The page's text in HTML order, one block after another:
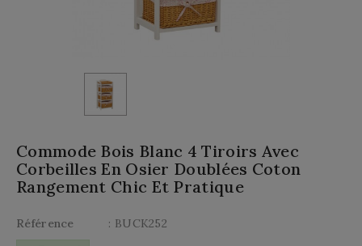
Commode Bois Blanc 4 Tiroirs Avec
Corbeilles En Osier Doublées Coton
Rangement Chic Et Pratique
Référence
: BUCK252